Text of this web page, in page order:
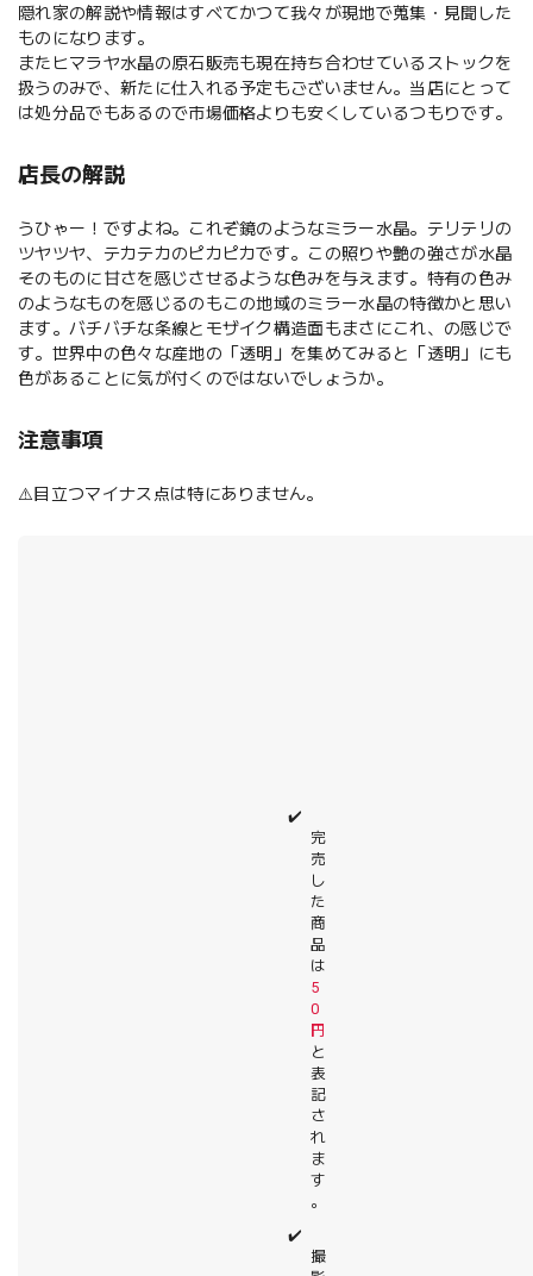
隠れ家の解説や情報はすべてかつて我々が現地で蒐集・見聞した
ものになります。
またヒマラヤ水晶の原石販売も現在持ち合わせているストックを
扱うのみで、新たに仕入れる予定もございません。当店にとって
は処分品でもあるので市場価格よりも安くしているつもりです。
店長の解説
うひゃー！ですよね。これぞ鏡のようなミラー水晶。テリテリの
ツヤツヤ、テカテカのピカピカです。この照りや艶の強さが水晶
そのものに甘さを感じさせるような色みを与えます。特有の色み
のようなものを感じるのもこの地域のミラー水晶の特徴かと思い
ます。バチバチな条線とモザイク構造面もまさにこれ、の感じで
す。世界中の色々な産地の「透明」を集めてみると「透明」にも
色があることに気が付くのではないでしょうか。
注意事項
⚠️目立つマイナス点は特にありません。
✔️
完
売
し
た
商
品
は
5
0
円
と
表
記
さ
れ
ま
す
。
✔️
撮